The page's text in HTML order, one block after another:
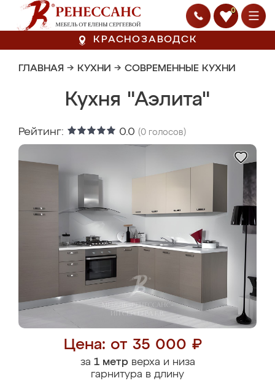
0
КРАСНОЗАВОДСК
ГЛАВНАЯ → КУХНИ → СОВРЕМЕННЫЕ КУХНИ
Кухня "Аэлита"
Рейтинг: 0.0 (0 голосов)
Цена: от 35 000 ₽
за 1 метрверха и низа
гарнитура в длину